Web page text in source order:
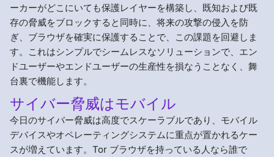
ーカーがどこにいても保護レイヤーを構築し、既知および既
存の脅威をブロックすると同時に、将来の攻撃の侵入を防
ぎ、ブラウザを確実に保護することで、この課題を回避しま
す。これはシンプルでシームレスなソリューションで、エン
ドユーザーやエンドユーザーの生産性を損なうことなく、舞
台裏で機能します。
サイバー脅威はモバイル
今日のサイバー脅威は高度でスケーラブルであり、モバイル
デバイスやオペレーティングシステムに重点が置かれるケー
スが増えています。Tor ブラウザを持っている人なら誰で